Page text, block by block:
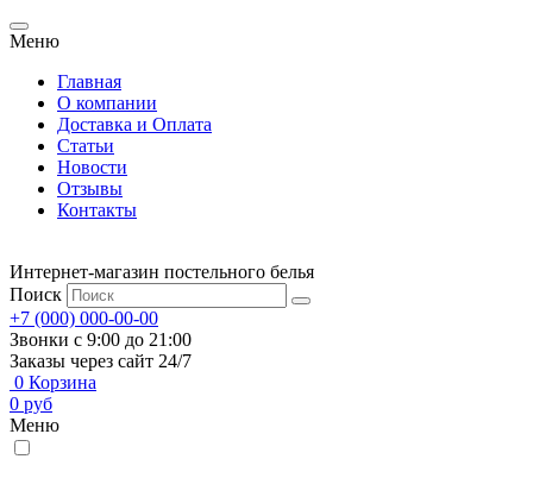
Меню
Главная
О компании
Доставка и Оплата
Статьи
Новости
Отзывы
Контакты
Интернет-магазин постельного белья
Поиск
+7 (000) 000-00-00
Звонки с 9:00 до 21:00
Заказы через сайт 24/7
0 Корзина
0 руб
Меню